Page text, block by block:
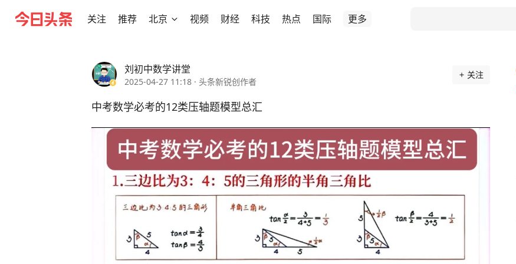
关注 推荐 北京 视频 财经 科技 热点 国际 更多
刘初中数学讲堂
2025-04-27 11:18 · 头条新锐创作者
关注
中考数学必考的12类压轴题模型总汇